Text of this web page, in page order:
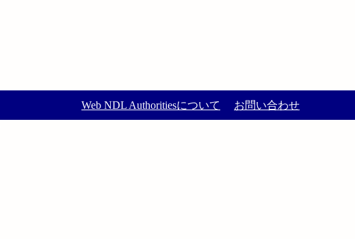
Web NDL Authoritiesについて お問い合わせ